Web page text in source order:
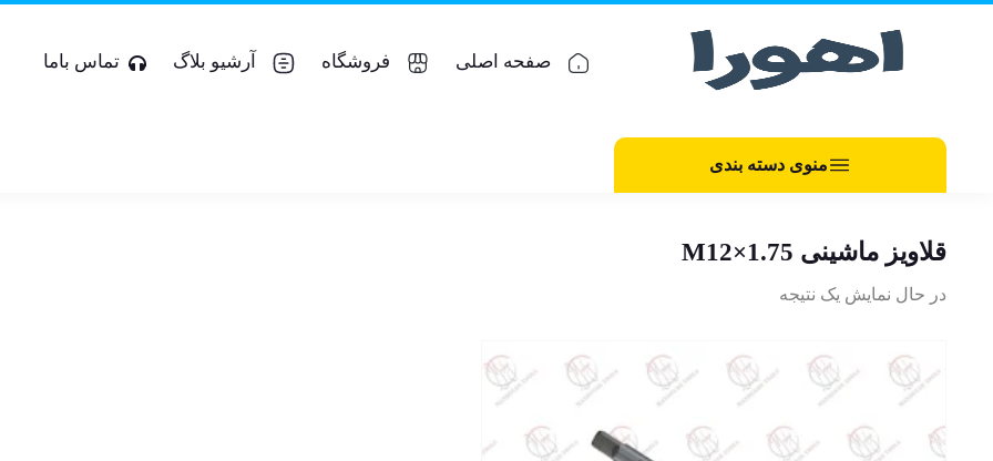
صفحه اصلی فروشگاه آرشیو بلاگ تماس باما
منوی دسته بندی
قلاویز ماشینی M12×1.75
در حال نمایش یک نتیجه